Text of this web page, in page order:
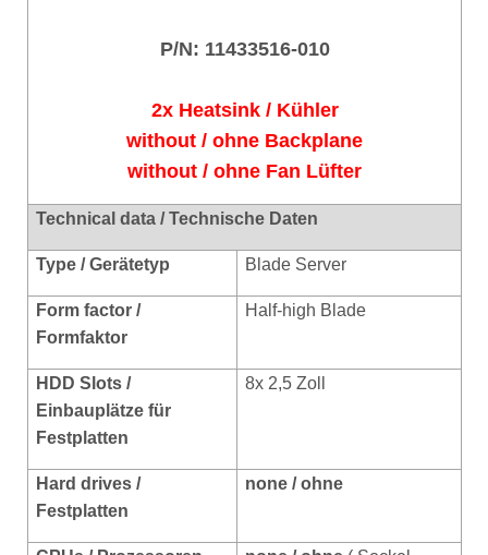
P/N: 11433516-010
2x Heatsink / Kühler
without / ohne Backplane
without / ohne Fan Lüfter
Technical data / Technische Daten
Type / Gerätetyp Blade Server
Form factor /
Formfaktor
Half-high Blade
HDD Slots /
Einbauplätze für
Festplatten
8x 2,5 Zoll
Hard drives /
Festplatten
none / ohne